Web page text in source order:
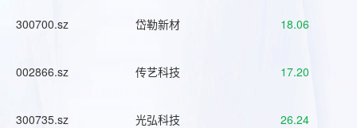
300700.sz 岱勒新材 18.06
002866.sz 传艺科技 17.20
300735.sz 光弘科技 26.24